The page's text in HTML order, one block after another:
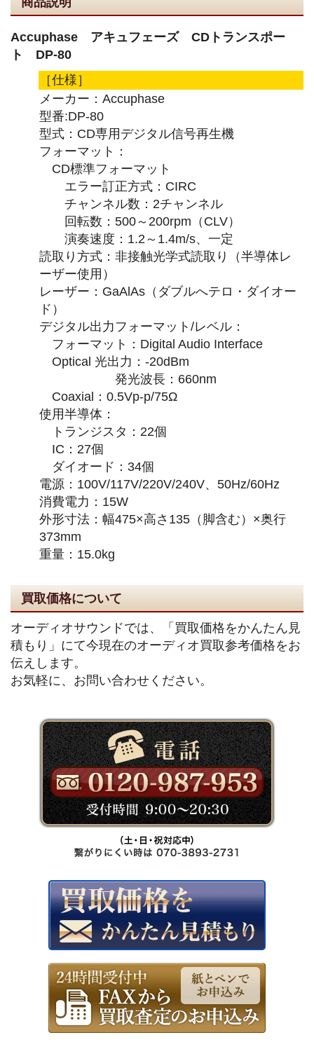
Accuphase アキュフェーズ CDトランスポー
ト DP-80
［仕様］
メーカー：Accuphase
型番:DP-80
型式：CD専用デジタル信号再生機
フォーマット：
CD標準フォーマット
エラー訂正方式：CIRC
チャンネル数：2チャンネル
回転数：500～200rpm（CLV）
演奏速度：1.2～1.4m/s、一定
読取り方式：非接触光学式読取り（半導体レ
ーザー使用）
レーザー：GaAlAs（ダブルへテロ・ダイオー
ド）
デジタル出力フォーマット/レベル：
フォーマット：Digital Audio Interface
Optical 光出力：-20dBm
発光波長：660nm
Coaxial：0.5Vp-p/75Ω
使用半導体：
トランジスタ：22個
IC：27個
ダイオード：34個
電源：100V/117V/220V/240V、50Hz/60Hz
消費電力：15W
外形寸法：幅475×高さ135（脚含む）×奥行
373mm
重量：15.0kg
買取価格について
オーディオサウンドでは、「買取価格をかんたん見
積もり」にて今現在のオーディオ買取参考価格をお
伝えします。
お気軽に、お問い合わせください。